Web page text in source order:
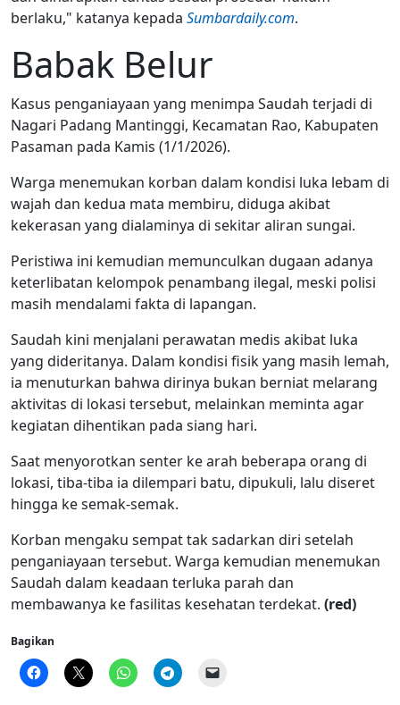
berlaku," katanya kepada Sumbardaily.com.
Babak Belur
Kasus penganiayaan yang menimpa Saudah terjadi di
Nagari Padang Mantinggi, Kecamatan Rao, Kabupaten
Pasaman pada Kamis (1/1/2026).
Warga menemukan korban dalam kondisi luka lebam di
wajah dan kedua mata membiru, diduga akibat
kekerasan yang dialaminya di sekitar aliran sungai.
Peristiwa ini kemudian memunculkan dugaan adanya
keterlibatan kelompok penambang ilegal, meski polisi
masih mendalami fakta di lapangan.
Saudah kini menjalani perawatan medis akibat luka
yang dideritanya. Dalam kondisi fisik yang masih lemah,
ia menuturkan bahwa dirinya bukan berniat melarang
aktivitas di lokasi tersebut, melainkan meminta agar
kegiatan dihentikan pada siang hari.
Saat menyorotkan senter ke arah beberapa orang di
lokasi, tiba-tiba ia dilempari batu, dipukuli, lalu diseret
hingga ke semak-semak.
Korban mengaku sempat tak sadarkan diri setelah
penganiayaan tersebut. Warga kemudian menemukan
Saudah dalam keadaan terluka parah dan
membawanya ke fasilitas kesehatan terdekat. (red)
Bagikan